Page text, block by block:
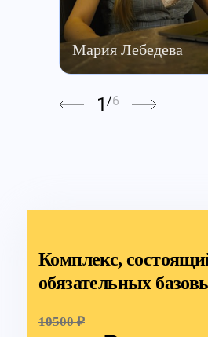
Мария Лебедева
1 /6
Комплекс,
обязательных
10500 ₽